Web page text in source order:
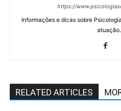
https://
Informações e dicas sobre
atuação.
RELATED ARTICLES